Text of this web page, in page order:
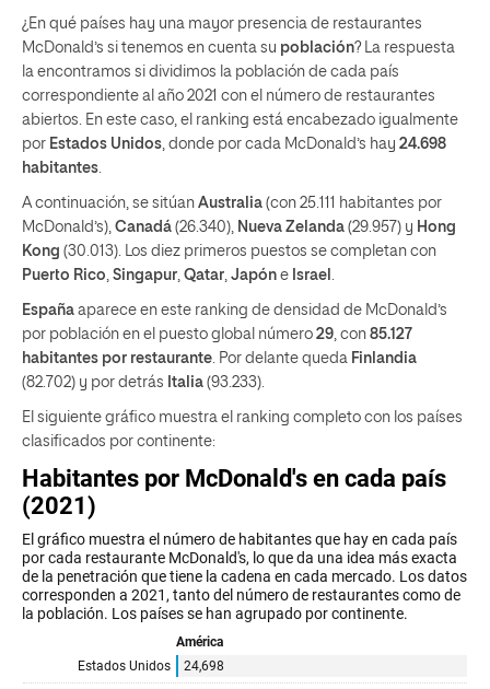
¿En qué países hay una mayor presencia de restaurantes
McDonald’s si tenemos en cuenta su población? La respuesta
la encontramos si dividimos la población de cada país
correspondiente al año 2021 con el número de restaurantes
abiertos. En este caso, el ranking está encabezado igualmente
por Estados Unidos , donde por cada McDonald’s hay 24.698
habitantes
A continuación, se sitúan Australia (con 25.111 habitantes por
McDonald’s), Canadá (26.340), Nueva Zelanda (29.957) y Hong
Kong (30.013). Los diez primeros puestos se completan con
Puerto Rico Singapur Qatar Japón e Israel
España aparece en este ranking de densidad de McDonald’s
por población en el puesto global número 29 , con 85.127
habitantes por restaurante . Por delante queda Finlandia
(82.702) y por detrás Italia (93.233).
El siguiente gráfico muestra el ranking completo con los países
clasificados por continente: